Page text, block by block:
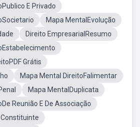
E Privado
Mapa MentalEvolução
Direito EmpresarialResumo
Grátis
Mapa Mental DireitoFalimentar
Mapa MentalDuplicata
Reunião E De Associação